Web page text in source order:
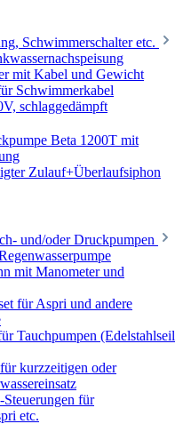
Schwimmerschalter etc.
mit Kabel und Gewicht
Schwimmerkabel
schlaggedämpft
Beta 1200T mit
Zulauf+Überlaufsiphon
und/oder Druckpumpen
mit Manometer und
für Aspri und andere
Tauchpumpen (Edelstahlseil
kurzzeitigen oder
für
etc.